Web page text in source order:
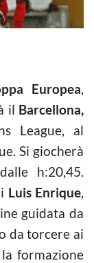
Europea,
il Barcellona,
League, al
Si giocherà
h:20,45.
Luis Enrique,
guidata da
da torcere ai
formazione